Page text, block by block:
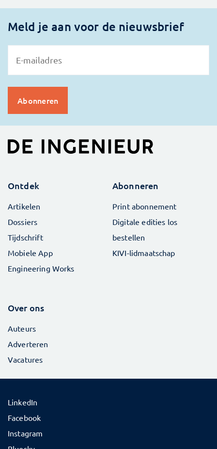
Meld je aan voor de nieuwsbrief
Ontdek
Artikelen
Dossiers
Tijdschrift
Mobiele App
Engineering Works
Abonneren
Print abonnement
Digitale edities los
bestellen
KIVI-lidmaatschap
Over ons
Auteurs
Adverteren
Vacatures
LinkedIn
Facebook
Instagram